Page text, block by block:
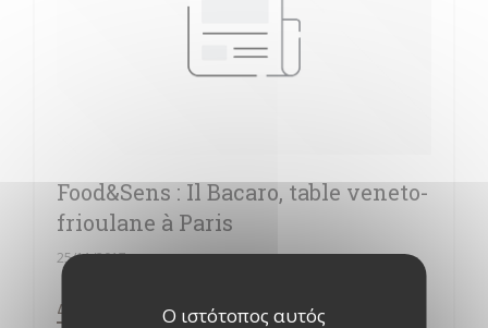
Ο ιστότοπος αυτός
Food&Sens : Il Bacaro, table veneto-
frioulane à Paris
25/11/2017
ΔΙΑΒΆΣΤΕ ΤΟ ΆΡΘΡΟ ((ΑΝΟΊΓΕΙ ΣΕ ΝΈΟ ΠΑΡΆΘΥΡΟ))